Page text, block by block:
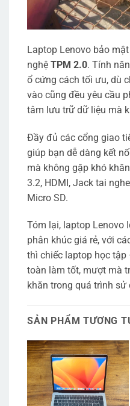
Laptop Lenovo bảo
nghệ TPM 2.0. Tính
ổ cứng cách tối ưu, dù
vào cũng đều yêu cầu
tâm lưu trữ dữ liệu mà
Đầy đủ các cổng giao
giúp bạn dễ dàng kết
mà không gặp khó
3.2, HDMI, Jack tai
Micro SD.
Tóm lại, laptop Lenovo
phân khúc giá rẻ, với
thì chiếc laptop học
toàn làm tốt, mượt mà
khăn trong quá trình sử
SẢN PHẨM TƯƠNG